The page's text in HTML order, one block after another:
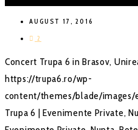
AUGUST 17, 2016
2
Concert Trupa 6 in Brasov,
https://trupa6.ro/wp-
content/themes/blade/
Trupa 6 | Evenimente Private,